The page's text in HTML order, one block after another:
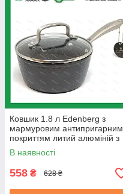
Ковшик 1.8 л Edenberg з
мармуровим антипригарним
покриттям литий алюміній з
кришкою 18 см (EB-3674)
В наявності
558 ₴ 628 ₴